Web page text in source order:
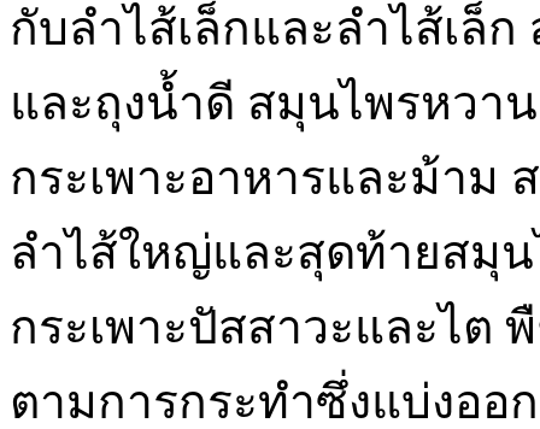
กับลำไส้เล็กและลำไส้เล็
และถุงน้ำดี สมุนไพรหวา
กระเพาะอาหารและม้าม
ลำไส้ใหญ่และสุดท้ายสมุน
กระเพาะปัสสาวะและไต
ตามการกระทำซึ่งแบ่งอ